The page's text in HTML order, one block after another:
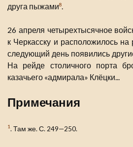
друга пыжами8.
26 апреля четырехтысячное
к Черкасску и расположилось
следующий день появились
На рейде столичного порта
казачьего «адмирала» Клёцки...
Примечания
1. Там же. С. 249—250.